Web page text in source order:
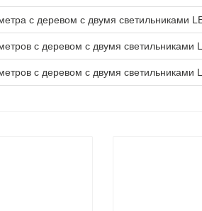
с деревом с двумя светильниками
с деревом с двумя светильниками
с деревом с двумя светильниками